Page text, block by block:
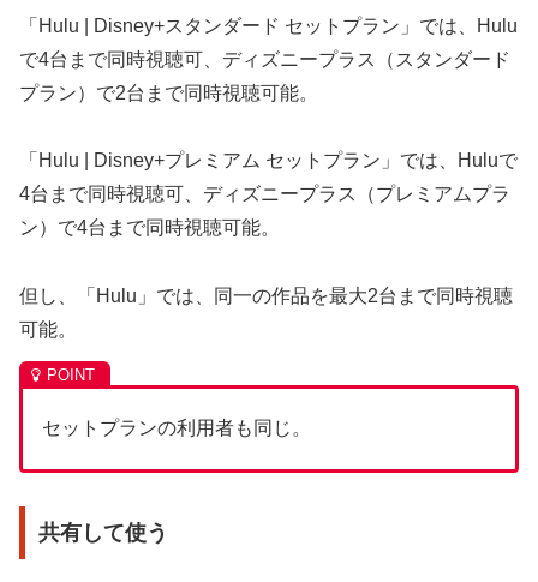
「Hulu | Disney+スタンダード セットプラン」では、Hulu
で4台まで同時視聴可、ディズニープラス（スタンダード
プラン）で2台まで同時視聴可能。
「Hulu | Disney+プレミアム セットプラン」では、Huluで
4台まで同時視聴可、ディズニープラス（プレミアムプラ
ン）で4台まで同時視聴可能。
但し、「Hulu」では、同一の作品を最大2台まで同時視聴
可能。
セットプランの利用者も同じ。
共有して使う